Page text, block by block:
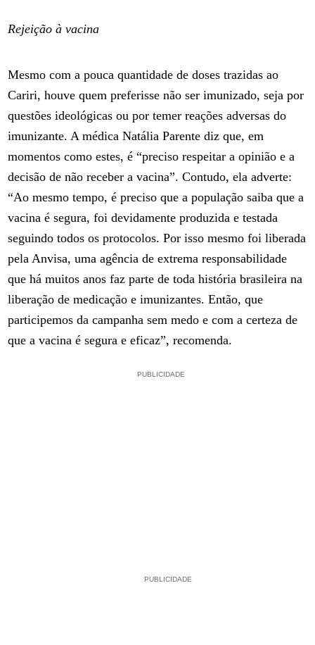
Rejeição à vacina
Mesmo com a pouca quantidade de doses trazidas ao
Cariri, houve quem preferisse não ser imunizado, seja por
questões ideológicas ou por temer reações adversas do
imunizante. A médica Natália Parente diz que, em
momentos como estes, é “preciso respeitar a opinião e a
decisão de não receber a vacina”. Contudo, ela adverte:
“Ao mesmo tempo, é preciso que a população saiba que a
vacina é segura, foi devidamente produzida e testada
seguindo todos os protocolos. Por isso mesmo foi liberada
pela Anvisa, uma agência de extrema responsabilidade
que há muitos anos faz parte de toda história brasileira na
liberação de medicação e imunizantes. Então, que
participemos da campanha sem medo e com a certeza de
que a vacina é segura e eficaz”, recomenda.
PUBLICIDADE
PUBLICIDADE